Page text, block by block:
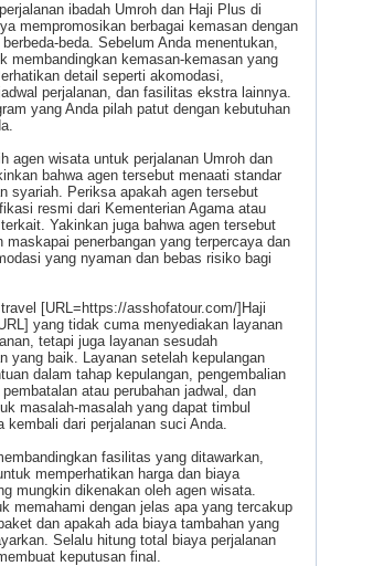
ibadah Umroh dan Haji Plus di
mempromosikan berbagai kemasan dengan
beda. Sebelum Anda menentukan,
membandingkan kemasan-kemasan yang
detail seperti akomodasi,
perjalanan, dan fasilitas ekstra lainnya.
yang Anda pilah patut dengan kebutuhan
agen wisata untuk perjalanan Umroh dan
bahwa agen tersebut menaati standar
syariah. Periksa apakah agen tersebut
resmi dari Kementerian Agama atau
Yakinkan juga bahwa agen tersebut
maskapai penerbangan yang terpercaya dan
yang nyaman dan bebas risiko bagi
[URL=https://asshofatour.com/]Haji
yang tidak cuma menyediakan layanan
tetapi juga layanan sesudah
yang baik. Layanan setelah kepulangan
dalam tahap kepulangan, pengembalian
atau perubahan jadwal, dan
masalah-masalah yang dapat timbul
kembali dari perjalanan suci Anda.
fasilitas yang ditawarkan,
memperhatikan harga dan biaya
mungkin dikenakan oleh agen wisata.
memahami dengan jelas apa yang tercakup
dan apakah ada biaya tambahan yang
Selalu hitung total biaya perjalanan
keputusan final.